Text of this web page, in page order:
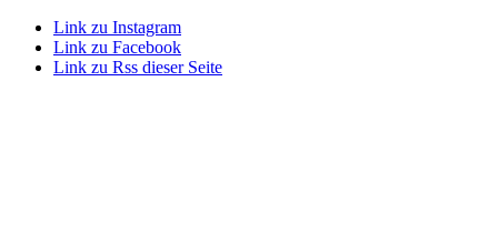
Link zu Instagram
Link zu Facebook
Link zu Rss dieser Seite